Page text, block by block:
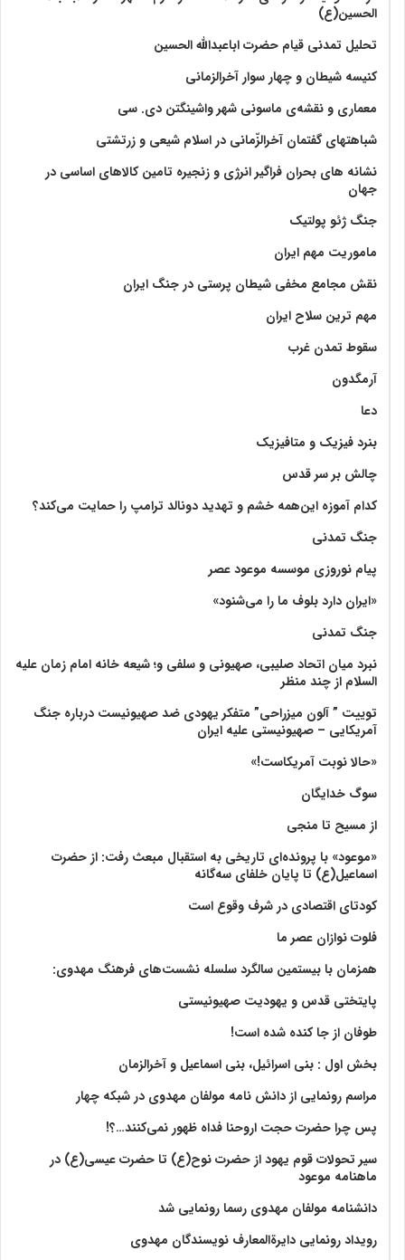
الحسین(ع)
تحلیل تمدنی قیام حضرت اباعبدالله الحسین
کنیسه شیطان و چهار سوار آخرالزمانی
معماری و نقشه‌ی ماسونی شهر واشينگتن دی. سی
شباهتهای گفتمان آخر‌الزّمانی در اسلام شیعی و زرتشتی
نشانه های بحران فراگیر انرژی و زنجیره تامین کالاهای اساسی در
جهان
جنگ ژئو پولتیک
ماموریت مهم ایران
نقش مجامع مخفی شیطان پرستی در جنگ ایران
مهم ترین سلاح ایران
سقوط تمدن غرب
آرمگدون
دعا
بنرد فیزیک و متافیزیک
چالش بر سر قدس
کدام آموزه این‌همه خشم و تهدید دونالد ترامپ را حمایت می‌کند؟
جنگ تمدنی
پیام نوروزی موسسه موعود عصر
«ایران دارد بلوف ما را می‌شنود»
جنگ تمدنی
نبرد میان اتحاد صلیبی، صهیونی و سلفی و؛ شیعه خانه امام زمان علیه
السلام از چند منظر
توییت ” آلون میزراحی” متفکر یهودی ضد صهیونیست درباره جنگ
آمریکایی – صهیونیستی علیه ایران
«حالا نوبت آمریکاست!»
سوگ خدایگان
از مسیح تا منجی
«موعود» با پرونده‌ای تاریخی به استقبال مبعث رفت: از حضرت
اسماعیل(ع) تا پایان خلفای سه‌گانه
کودتای اقتصادی در شرف وقوع است
فلوت نوازان عصر ما
همزمان با بیستمین سالگرد سلسله نشست‌های فرهنگ مهدوی:‌
پایتختی قدس و یهودیت صهیونیستی
طوفان از جا کنده شده است!
بخش اول : بنی اسرائیل، بنی اسماعیل و آخرالزمان
مراسم رونمایی از دانش نامه مولفان مهدوی در شبکه چهار
پس چرا حضرت حجت اروحنا فداه ظهور نمی‌کنند…؟!
سیر تحولات قوم یهود از حضرت نوح(ع) تا حضرت عیسی(ع) در
ماهنامه موعود
دانشنامه مولفان مهدوی رسما رونمایی شد
رویداد رونمایی دایرةالمعارف نویسندگان مهدوی